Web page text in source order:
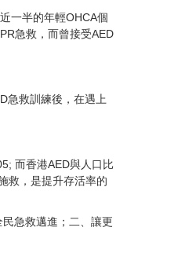
一半的年輕OHCA個
急救，而曾接受AED
急救訓練後，在遇上
而香港AED與人口比
救，是提升存活率的
急救邁進；二、讓更